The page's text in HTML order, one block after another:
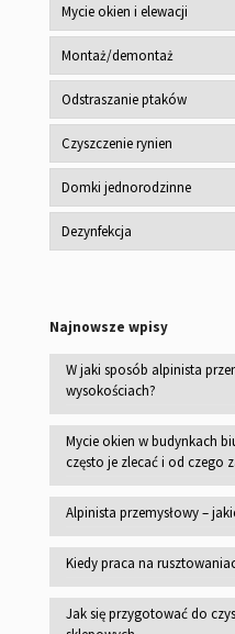
Mycie okien i elewacji
Montaż/demontaż
Odstraszanie ptaków
Czyszczenie rynien
Domki jednorodzinne
Dezynfekcja
Najnowsze wpisy
W jaki sposób alpinista
wysokościach?
Mycie okien w budynkach
często je zlecać i od czego
Alpinista przemysłowy –
Kiedy praca na
Jak się przygotować do